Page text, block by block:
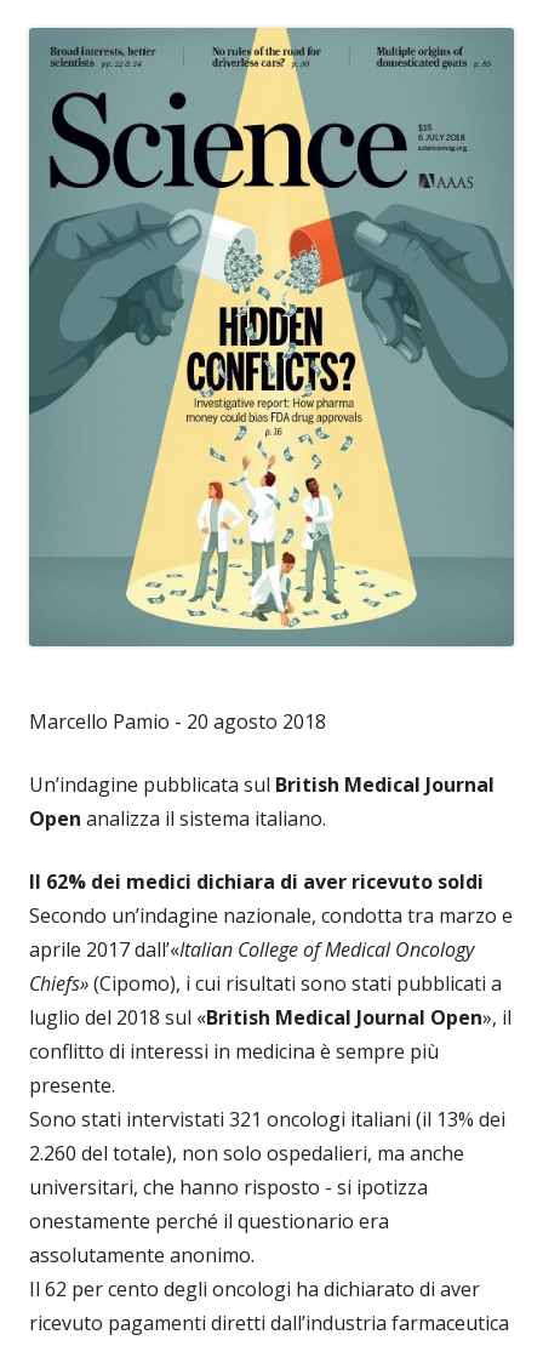
Marcello Pamio - 20 agosto 2018
Un’indagine pubblicata sul British Medical Journal
Open analizza il sistema italiano.
Il 62% dei medici dichiara di aver ricevuto soldi
Secondo un’indagine nazionale, condotta tra marzo e
aprile 2017 dall’«Italian College of Medical Oncology
Chiefs»(Cipomo), i cui risultati sono stati pubblicati a
luglio del 2018 sul «British Medical Journal Open», il
conflitto di interessi in medicina è sempre più
presente.
Sono stati intervistati 321 oncologi italiani (il 13% dei
2.260 del totale), non solo ospedalieri, ma anche
universitari, che hanno risposto - si ipotizza
onestamente perché il questionario era
assolutamente anonimo.
Il 62 per cento degli oncologi ha dichiarato di aver
ricevuto pagamenti diretti dall’industria farmaceutica